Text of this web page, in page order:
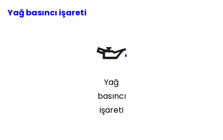
Yağ basıncı işareti
Yağ
basıncı
işareti